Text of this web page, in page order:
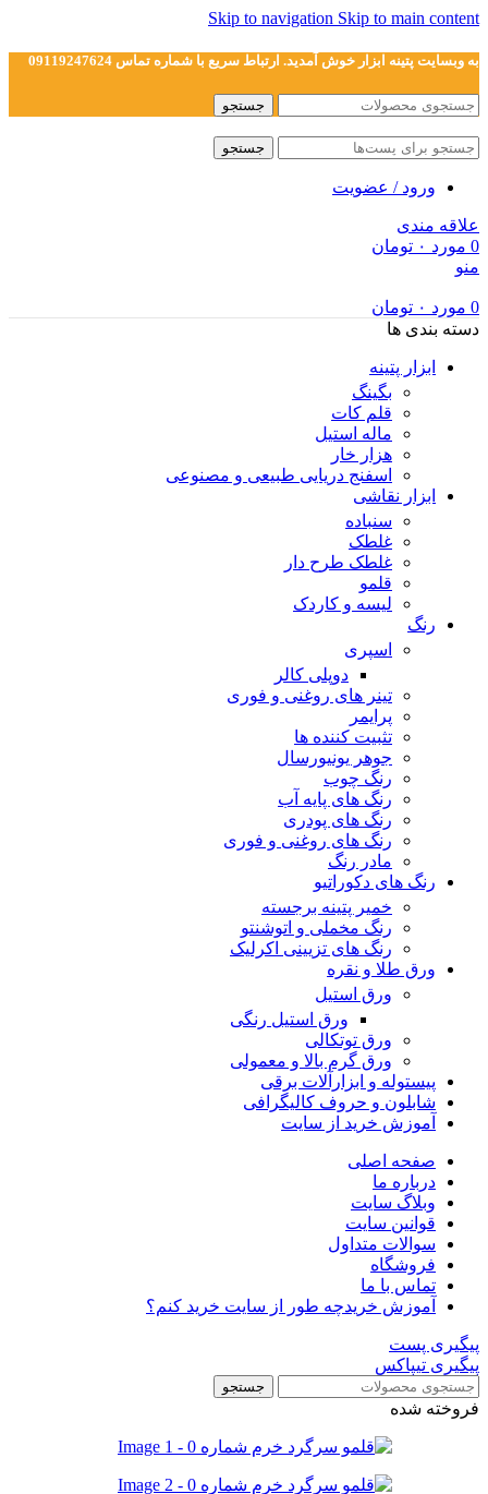
Skip to navigation Skip to main content
به وبسایت پتینه ابزار خوش آمدید. ارتباط سریع با شماره تماس 09119247624
جستجو
جستجو
ورود / عضویت
علاقه مندی
0 مورد ۰ تومان
منو
0 مورد ۰ تومان
دسته بندی ها
ابزار پتینه
بگینگ
قلم کات
ماله استیل
هزار خار
اسفنج دریایی طبیعی و مصنوعی
ابزار نقاشی
سنباده
غلطک
غلطک طرح دار
قلمو
لیسه و کاردک
رنگ
اسپری
دوپلی کالر
تینر های روغنی و فوری
پرایمر
تثبیت کننده ها
جوهر یونیورسال
رنگ چوب
رنگ‌ های پایه آب
رنگ های پودری
رنگ‌ های روغنی و فوری
مادر رنگ
رنگ های دکوراتیو
خمیر پتینه برجسته
رنگ مخملی و اتوشنتو
رنگ های تزیینی اکرلیک
ورق طلا و نقره
ورق استیل
ورق استیل رنگی
ورق توتکالی
ورق گرم بالا و معمولی
پیستوله و ابزارآلات برقی
شابلون و حروف کالیگرافی
آموزش خرید از سایت
صفحه اصلی
درباره ما
وبلاگ سایت
قوانین سایت
سوالات متداول
فروشگاه
تماس با ما
آموزش خریدچه طور از سایت خرید کنم؟
پیگیری پست
پیگیری تیپاکس
جستجو
فروخته شده